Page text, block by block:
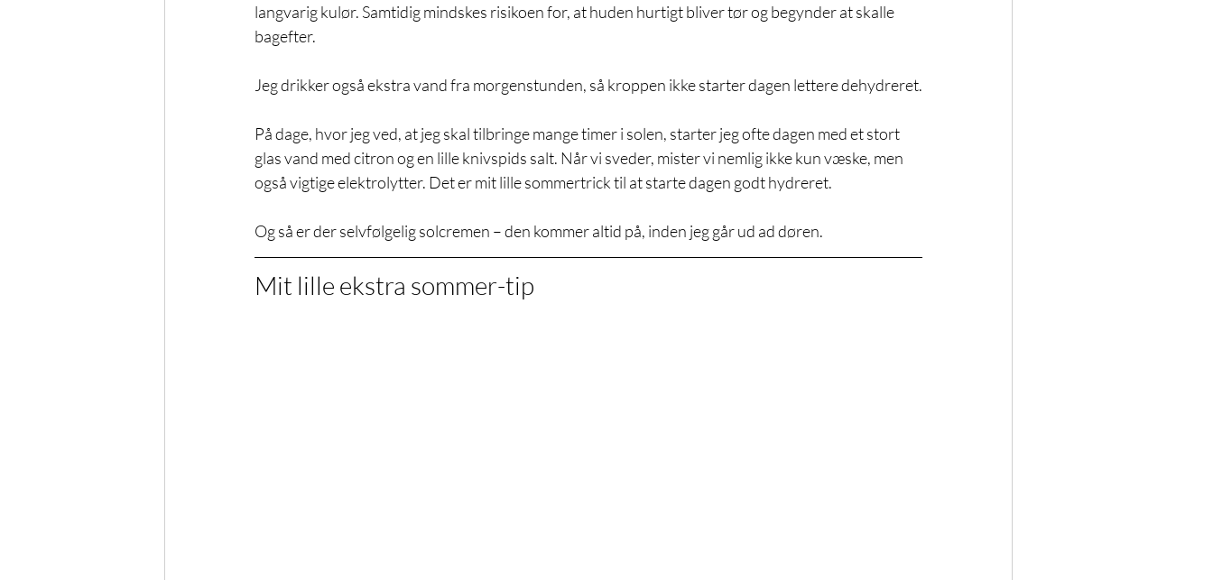
langvarig kulør. Samtidig mindskes risikoen for, at huden hurtigt bliver tør og begynder at skalle
bagefter.
Jeg drikker også ekstra vand fra morgenstunden, så kroppen ikke starter dagen lettere dehydreret.
På dage, hvor jeg ved, at jeg skal tilbringe mange timer i solen, starter jeg ofte dagen med et stort
glas vand med citron og en lille knivspids salt. Når vi sveder, mister vi nemlig ikke kun væske, men
også vigtige elektrolytter. Det er mit lille sommertrick til at starte dagen godt hydreret.
Og så er der selvfølgelig solcremen – den kommer altid på, inden jeg går ud ad døren.
Mit lille ekstra sommer-tip